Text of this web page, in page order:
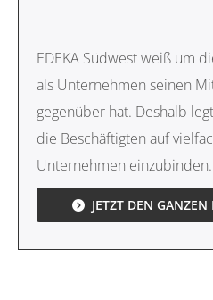
EDEKA Südwest weiß um
als Unternehmen seinen
gegenüber hat. Deshalb
die Beschäftigten auf
Unternehmen einzubinden.
JETZT DEN GANZEN